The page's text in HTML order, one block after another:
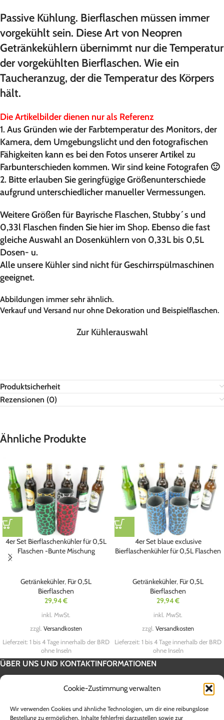
Cookie-Zustimmung verwalten
Wir verwenden Cookies und ähnliche Technologien, um dir eine reibungslose
Bestellung zu ermöglichen, Inhalte fehlerfrei darzustellen sowie zur
Passive Kühlung. Bierflaschen müssen immer
vorgekühlt sein. Diese Art von Neopren
Getränkekühlern übernimmt nur die Temperatur
der vorgekühlten Bierflaschen. Wie ein
Taucheranzug, der die Temperatur des Körpers
hält.
Die Artikelbilder dienen nur als Referenz
1. Aus Gründen wie der Farbtemperatur des Monitors, der
Kamera, dem Umgebungslicht und den fotografischen
Fähigkeiten kann es bei den Fotos unserer Artikel zu
Farbunterschieden kommen. Wir sind keine Fotografen 🙂
2. Bitte erlauben Sie geringfügige Größenunterschiede
aufgrund unterschiedlicher manueller Vermessungen.
Weitere Größen für Bayrische Flaschen, Stubby´s und
0,33l Flaschen finden Sie hier im Shop. Ebenso die fast
gleiche Auswahl an Dosenkühlern von 0,33L bis 0,5L
Dosen- u.
Alle unsere Kühler sind nicht für Geschirrspülmaschinen
geeignet.
Abbildungen immer sehr ähnlich.
Verkauf und Versand nur ohne Dekoration und Beispielflaschen.
Zur Kühlerauswahl
Produktsicherheit
Rezensionen (0)
Ähnliche Produkte
4er Set Bierflaschenkühler für 0,5L
Flaschen -Bunte Mischung
Getränkekühler, Für 0,5L
Bierflaschen
29,94€
inkl. MwSt.
zzgl. Versandkosten
Lieferzeit: 1 bis 4 Tage innerhalb der BRD
ohne Inseln
4er Set blaue exclusive
Bierflaschenkühler für 0,5L Flaschen
Getränkekühler, Für 0,5L
Bierflaschen
29,94€
inkl. MwSt.
zzgl. Versandkosten
Lieferzeit: 1 bis 4 Tage innerhalb der BRD
ohne Inseln
ÜBER UNS UND KONTAKTINFORMATIONEN
SERVICE INFORMATION
UNSERE SHOPS
Alle Preise sind Endpreise inklusive 19 % Mehrwertsteuer zzgl.